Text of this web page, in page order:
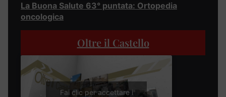
La Buona Salute 63° puntata: Ortopedia
oncologica
Oltre il Castello
Fai clic per accettare i